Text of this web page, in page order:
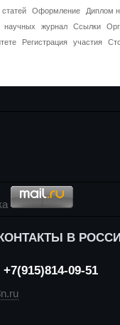
статей Оформление
Диплом
научных журнал Ссылки
Регистрация участия
В
09-51